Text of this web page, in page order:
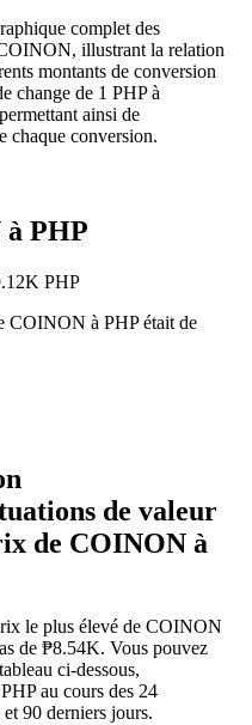
complet des
illustrant la relation
montants de conversion
change de 1 PHP à
ainsi de
chaque conversion.
PHP
PHP
COINON à PHP était de
de valeur
de COINON à
le plus élevé de COINON
de ₱8.54K. Vous pouvez
ci-dessous,
au cours des 24
90 derniers jours.